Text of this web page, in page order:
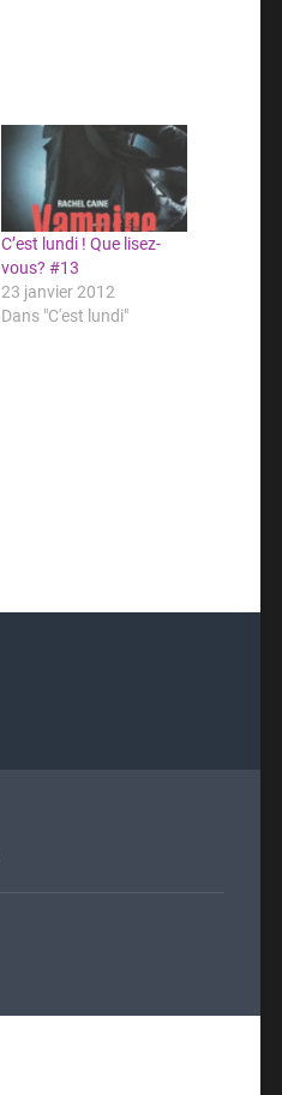
C’est lundi ! Que lisez-
vous? #13
23 janvier 2012
Dans "C'est lundi"